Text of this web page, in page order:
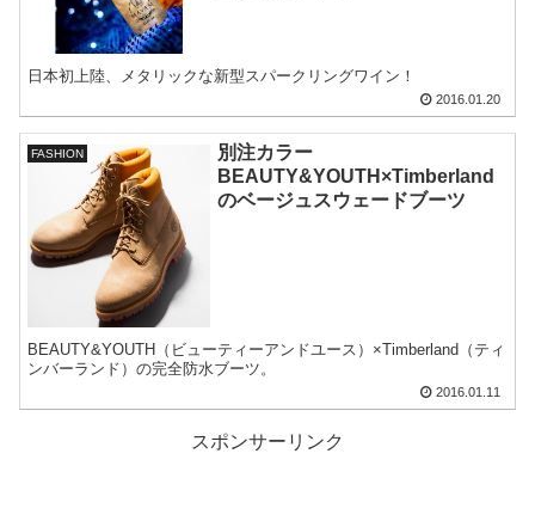
日本初上陸、メタリックな新型スパークリングワイン！
2016.01.20
FASHION
別注カラー
BEAUTY&YOUTH×Timberland
のベージュスウェードブーツ
BEAUTY&YOUTH（ビューティーアンドユース）×Timberland（ティ
ンバーランド）の完全防水ブーツ。
2016.01.11
スポンサーリンク